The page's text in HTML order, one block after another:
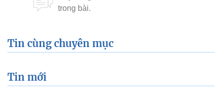
Tin cùng chuyên mục
Tin mới